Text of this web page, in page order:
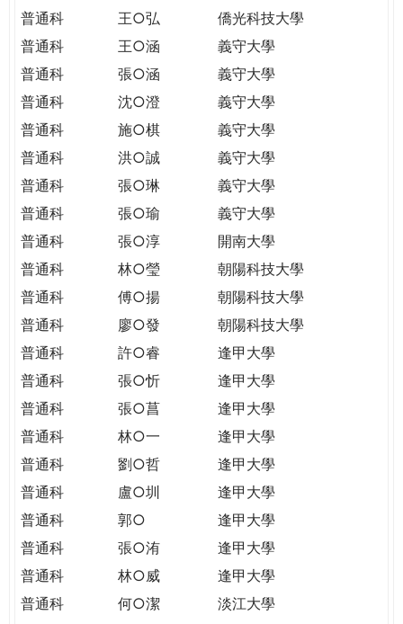
普通科
王○弘
僑光科技大學
普通科
王○涵
義守大學
普通科
張○涵
義守大學
普通科
沈○澄
義守大學
普通科
施○棋
義守大學
普通科
洪○誠
義守大學
普通科
張○琳
義守大學
普通科
張○瑜
義守大學
普通科
張○淳
開南大學
普通科
林○瑩
朝陽科技大學
普通科
傅○揚
朝陽科技大學
普通科
廖○發
朝陽科技大學
普通科
許○睿
逢甲大學
普通科
張○忻
逢甲大學
普通科
張○菖
逢甲大學
普通科
林○一
逢甲大學
普通科
劉○哲
逢甲大學
普通科
盧○圳
逢甲大學
普通科
郭○
逢甲大學
普通科
張○洧
逢甲大學
普通科
林○威
逢甲大學
普通科
何○潔
淡江大學